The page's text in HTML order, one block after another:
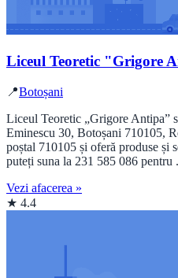
Liceul Teoretic "Grigore
📍Botoșani
Liceul Teoretic „Grigore Antipa”
Eminescu 30, Botoșani 710105,
poștal 710105 și oferă produse și
puteți suna la 231 585 086 pentru
Vezi afacerea »
★ 4.4